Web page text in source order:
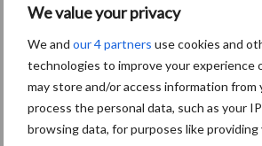
We value your privacy
We and our 4 partners use cookies and
technologies to improve your experience
may store and/or access information from
process the personal data, such as your
browsing data, for purposes like